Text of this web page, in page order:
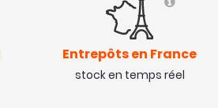
Entrepôts en France
stock en temps réel